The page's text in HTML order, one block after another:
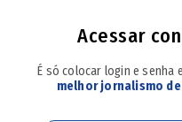
é internado com
Acessar
É só colocar login e senha
melhor jornalismo